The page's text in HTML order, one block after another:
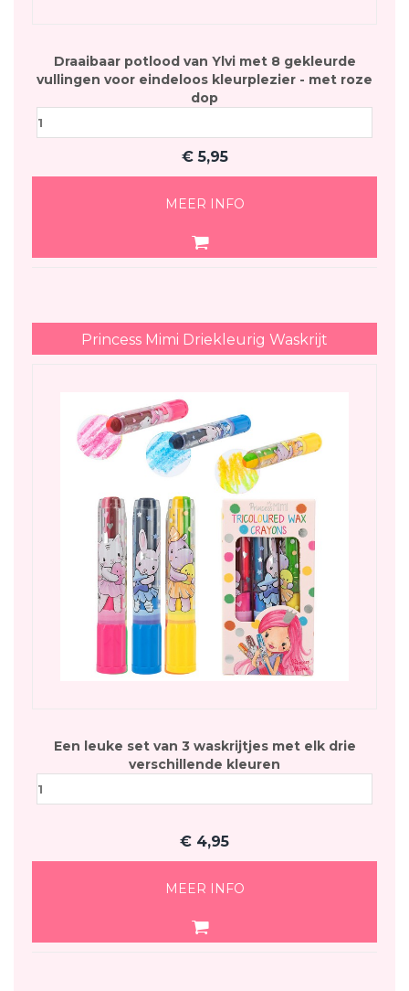
Draaibaar potlood van Ylvi met 8 gekleurde
vullingen voor eindeloos kleurplezier - met roze
dop
€5,95
MEER INFO
Princess Mimi Driekleurig Waskrijt
Een leuke set van 3 waskrijtjes met elk drie
verschillende kleuren
€ 4,95
MEER INFO